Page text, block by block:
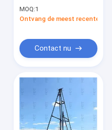
waterputboorinstallatie
MOQ:1
Ontvang de meest recente
Contact nu